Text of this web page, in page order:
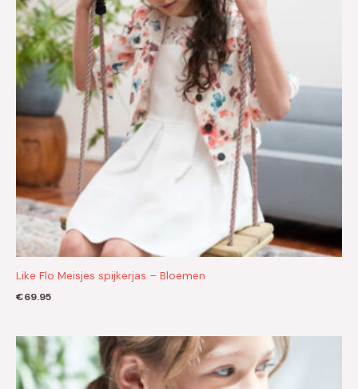
Like Flo Meisjes spijkerjas – Bloemen
€69.95